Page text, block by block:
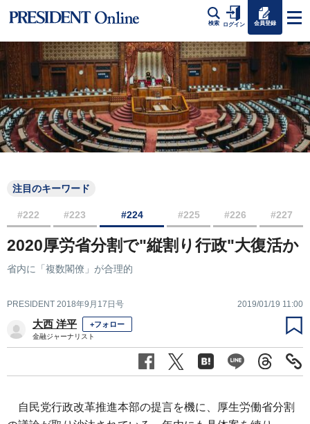
検索 ログイン 会員登録
注目のキーワード
#222 #223 #224 #225 #226 #227
2020厚労省分割で"縦割り行政"大復活か
省内に「複数閣僚」が合理的
PRESIDENT 2018年9月17日号 2019/01/19 11:00
大西 洋平 +フォロー
金融ジャーナリスト
自民党行政改革推進本部の提言を機に、厚生労働省分割